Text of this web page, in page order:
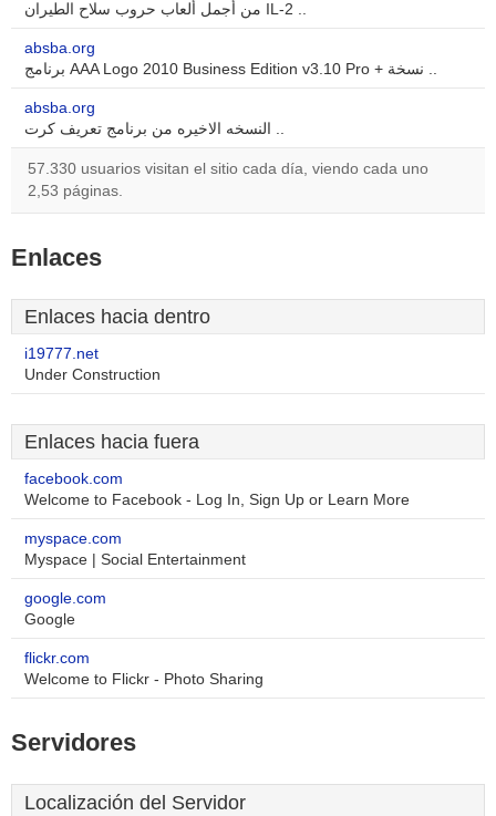
من أجمل ألعاب حروب سلاح الطيران IL-2 ..
absba.org
برنامج AAA Logo 2010 Business Edition v3.10 Pro + نسخة ..
absba.org
النسخه الاخيره من برنامج تعريف كرت ..
57.330 usuarios visitan el sitio cada día, viendo cada uno
2,53 páginas.
Enlaces
Enlaces hacia dentro
i19777.net
Under Construction
Enlaces hacia fuera
facebook.com
Welcome to Facebook - Log In, Sign Up or Learn More
myspace.com
Myspace | Social Entertainment
google.com
Google
flickr.com
Welcome to Flickr - Photo Sharing
Servidores
Localización del Servidor